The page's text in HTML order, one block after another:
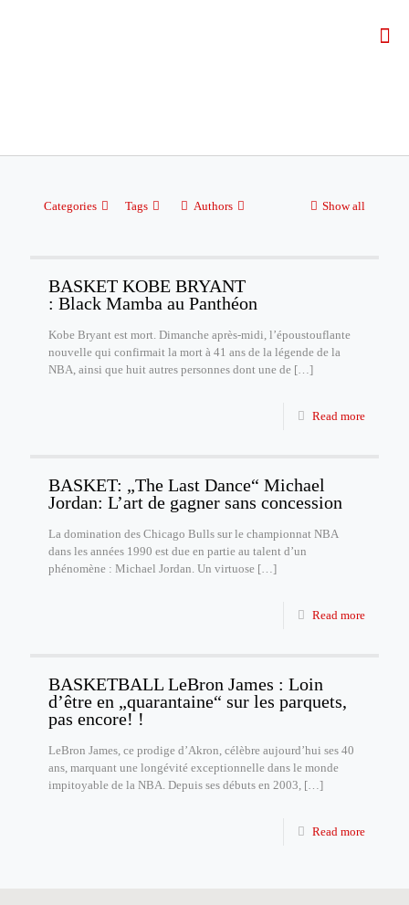
Categories Tags Authors Show all
BASKET KOBE BRYANT
: Black Mamba au Panthéon
Kobe Bryant est mort. Dimanche après-midi, l’époustouflante
nouvelle qui confirmait la mort à 41 ans de la légende de la
NBA, ainsi que huit autres personnes dont une de […]
Read more
BASKET: „The Last Dance“ Michael
Jordan: L’art de gagner sans concession
La domination des Chicago Bulls sur le championnat NBA
dans les années 1990 est due en partie au talent d’un
phénomène : Michael Jordan. Un virtuose […]
Read more
BASKETBALL LeBron James : Loin
d’être en „quarantaine“ sur les parquets,
pas encore! !
LeBron James, ce prodige d’Akron, célèbre aujourd’hui ses 40
ans, marquant une longévité exceptionnelle dans le monde
impitoyable de la NBA. Depuis ses débuts en 2003, […]
Read more